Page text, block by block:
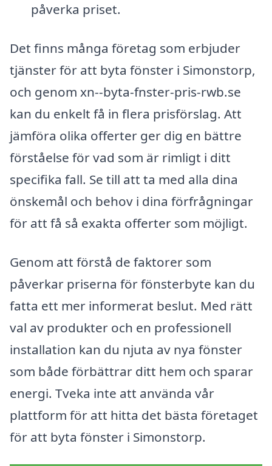
påverka priset.
Det finns många företag som erbjuder
tjänster för att byta fönster i Simonstorp,
och genom xn--byta-fnster-pris-rwb.se
kan du enkelt få in flera prisförslag. Att
jämföra olika offerter ger dig en bättre
förståelse för vad som är rimligt i ditt
specifika fall. Se till att ta med alla dina
önskemål och behov i dina förfrågningar
för att få så exakta offerter som möjligt.
Genom att förstå de faktorer som
påverkar priserna för fönsterbyte kan du
fatta ett mer informerat beslut. Med rätt
val av produkter och en professionell
installation kan du njuta av nya fönster
som både förbättrar ditt hem och sparar
energi. Tveka inte att använda vår
plattform för att hitta det bästa företaget
för att byta fönster i Simonstorp.